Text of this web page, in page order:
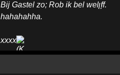
Bij Gastel zo; Rob ik bel wel ff.
hahahahha.
xxxx